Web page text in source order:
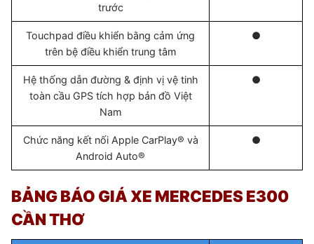
trước
Touchpad điều khiển bằng cảm ứng
trên bệ điều khiển trung tâm
●
Hệ thống dẫn đường & định vị vệ tinh
toàn cầu GPS tích hợp bản đồ Việt
Nam
●
Chức năng kết nối Apple CarPlay® và
Android Auto®
●
BẢNG BÁO GIÁ XE MERCEDES E300
CẦN THƠ